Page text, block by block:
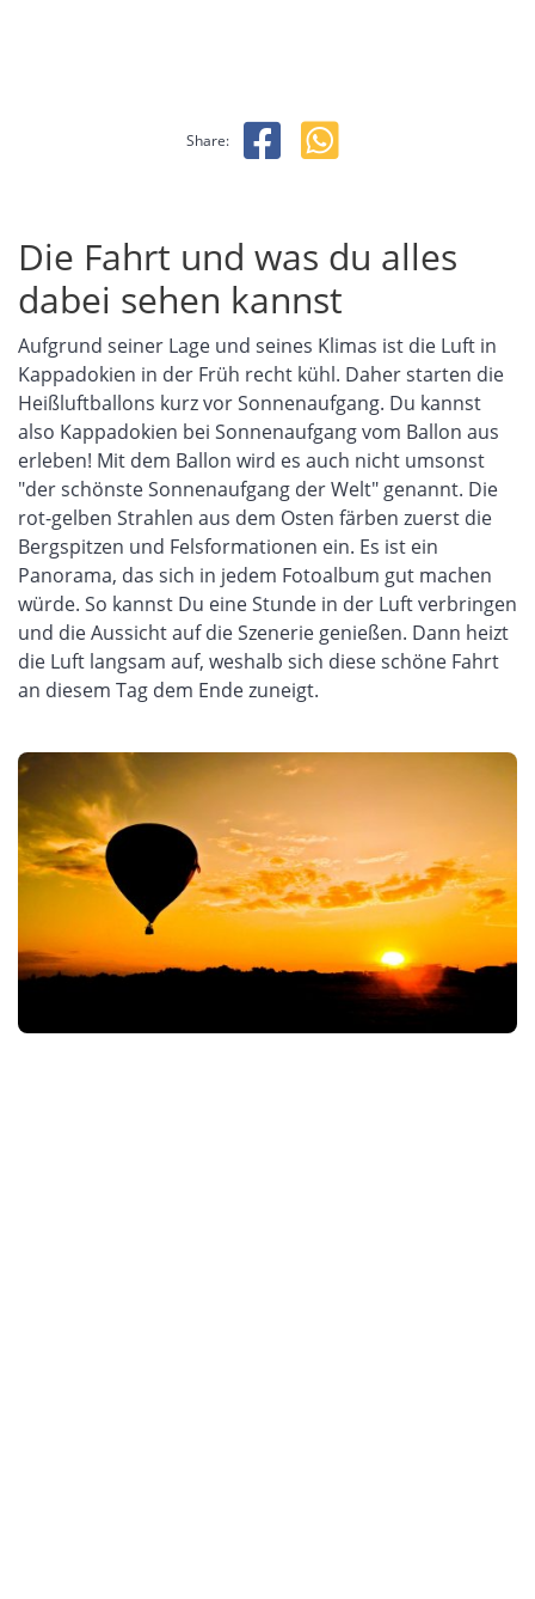
Share:
Die Fahrt und was du alles
dabei sehen kannst
Aufgrund seiner Lage und seines Klimas ist die Luft in
Kappadokien in der Früh recht kühl. Daher starten die
Heißluftballons kurz vor Sonnenaufgang. Du kannst
also Kappadokien bei Sonnenaufgang vom Ballon aus
erleben! Mit dem Ballon wird es auch nicht umsonst
"der schönste Sonnenaufgang der Welt" genannt. Die
rot-gelben Strahlen aus dem Osten färben zuerst die
Bergspitzen und Felsformationen ein. Es ist ein
Panorama, das sich in jedem Fotoalbum gut machen
würde. So kannst Du eine Stunde in der Luft verbringen
und die Aussicht auf die Szenerie genießen. Dann heizt
die Luft langsam auf, weshalb sich diese schöne Fahrt
an diesem Tag dem Ende zuneigt.